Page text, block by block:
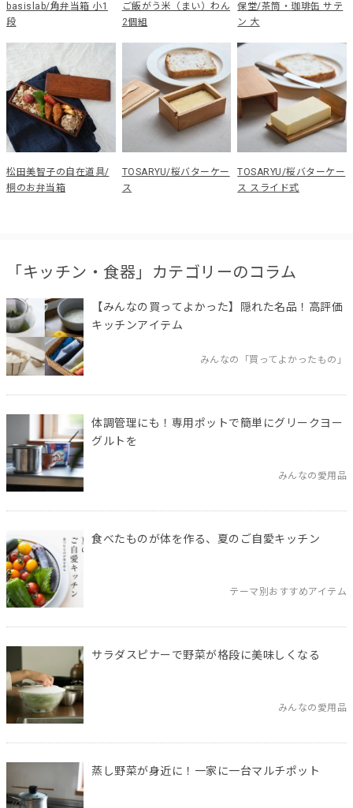
basislab/角弁当箱 小1
段
ご飯がう米（まい）わん
2個組
保堂/茶筒・珈琲缶 サテ
ン 大
松田美智子の自在道具/
桐のお弁当箱
TOSARYU/桜バターケー
ス
TOSARYU/桜バターケー
ス スライド式
「キッチン・食器」カテゴリーのコラム
【みんなの買ってよかった】隠れた名品！高評価
キッチンアイテム
みんなの「買ってよかったもの」
体調管理にも！専用ポットで簡単にグリークヨー
グルトを
みんなの愛用品
食べたものが体を作る、夏のご自愛キッチン
テーマ別おすすめアイテム
サラダスピナーで野菜が格段に美味しくなる
みんなの愛用品
蒸し野菜が身近に！一家に一台マルチポット